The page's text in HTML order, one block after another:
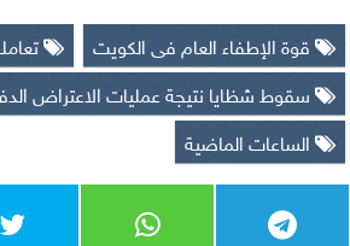
قوة الإطفاء العام فى الكويت
تعاملها
سقوط شظايا نتيجة عمليات الاعتراض
الساعات الماضية